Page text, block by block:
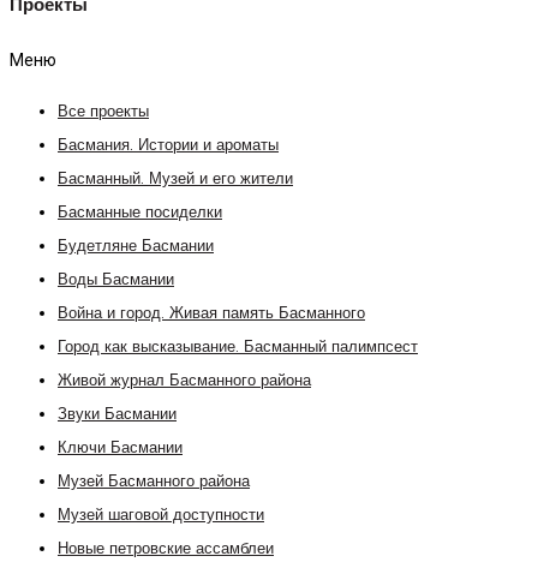
Проекты
Меню
Все проекты
Басмания. Истории и ароматы
Басманный. Музей и его жители
Басманные посиделки
Будетляне Басмании
Воды Басмании
Война и город. Живая память Басманного
Город как высказывание. Басманный палимпсест
Живой журнал Басманного района
Звуки Басмании
Ключи Басмании
Музей Басманного района
Музей шаговой доступности
Новые петровские ассамблеи